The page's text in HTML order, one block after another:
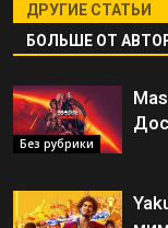
ДРУГИЕ СТАТЬИ
БОЛЬШЕ ОТ
Без рубрики